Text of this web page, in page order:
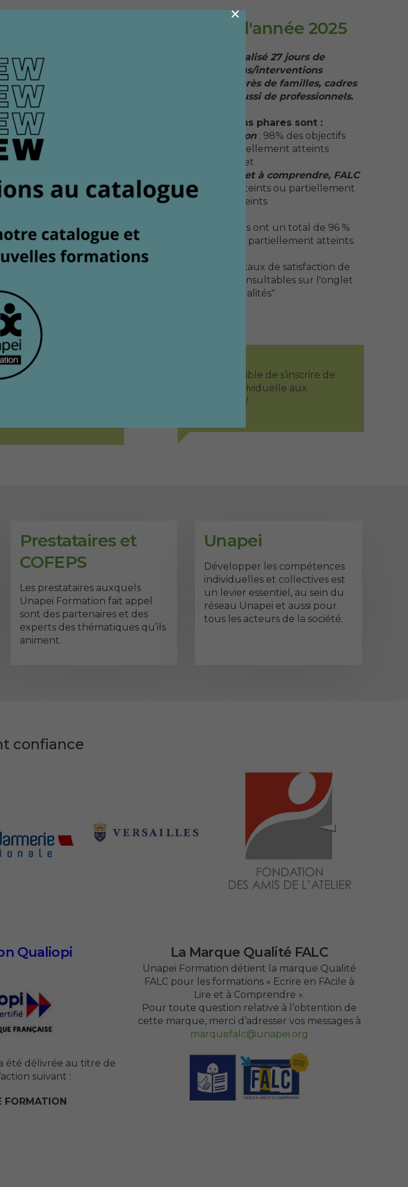
Formatrices
%
Chiffres de l'année 2025
Nous avons réalisé 27 jours de
sensibilisations/interventions
majoritairement auprès de familles, cadres
de direction mais aussi de professionnels.
Les formations phares sont :
L'autodétermination: 98% des objectifs
atteints ou partiellement atteints
et
Ecrire en facile à lire et à comprendre, FALC
:99% des objectifs atteints ou partiellement
atteints
Les autres formations ont un total de 96 %
d'objectifs atteints ou partiellement atteints.
Les données sur les taux de satisfaction de
2024 et 2025 sont consultables sur l'onglet
"Modalités".
demander
5. Est-il possible de s’inscrire de
manière individuelle aux
formations ?
Prestataires et
COFEPS
Les prestataires auxquels
Unapei Formation fait appel
sont des partenaires et des
experts des thématiques qu’ils
animent.
Unapei
Développer les compétences
individuelles et collectives est
un levier essentiel, au sein du
réseau Unapei et aussi pour
tous les acteurs de la société.
confiance
Qualiopi
été délivrée au titre de
suivant :
FORMATION
La Marque Qualité FALC
Unapei Formation détient la marque Qualité
FALC pour les formations « Ecrire en FAcile à
Lire et à Comprendre ».
Pour toute question relative à l’obtention de
cette marque, merci d’adresser vos messages à
marquefalc@unapei.org
×